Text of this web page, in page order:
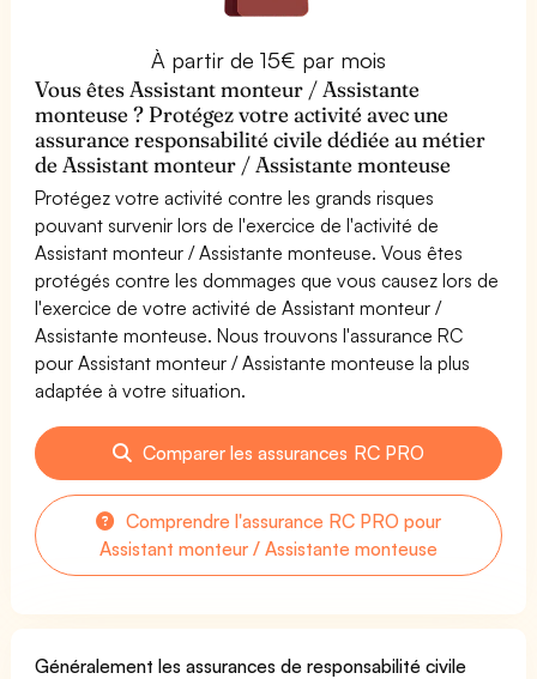
À partir de 15€ par mois
Vous êtes Assistant monteur / Assistante
monteuse ? Protégez votre activité avec une
assurance responsabilité civile dédiée au métier
de Assistant monteur / Assistante monteuse
Protégez votre activité contre les grands risques
pouvant survenir lors de l'exercice de l'activité de
Assistant monteur / Assistante monteuse. Vous êtes
protégés contre les dommages que vous causez lors de
l'exercice de votre activité de Assistant monteur /
Assistante monteuse. Nous trouvons l'assurance RC
pour Assistant monteur / Assistante monteuse la plus
adaptée à votre situation.
Comparer les assurances RC PRO
Comprendre l'assurance RC PRO pour
Assistant monteur / Assistante monteuse
Généralement les assurances de responsabilité civile